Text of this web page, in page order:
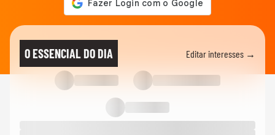
O ESSENCIAL DO DIA Editar interesses →